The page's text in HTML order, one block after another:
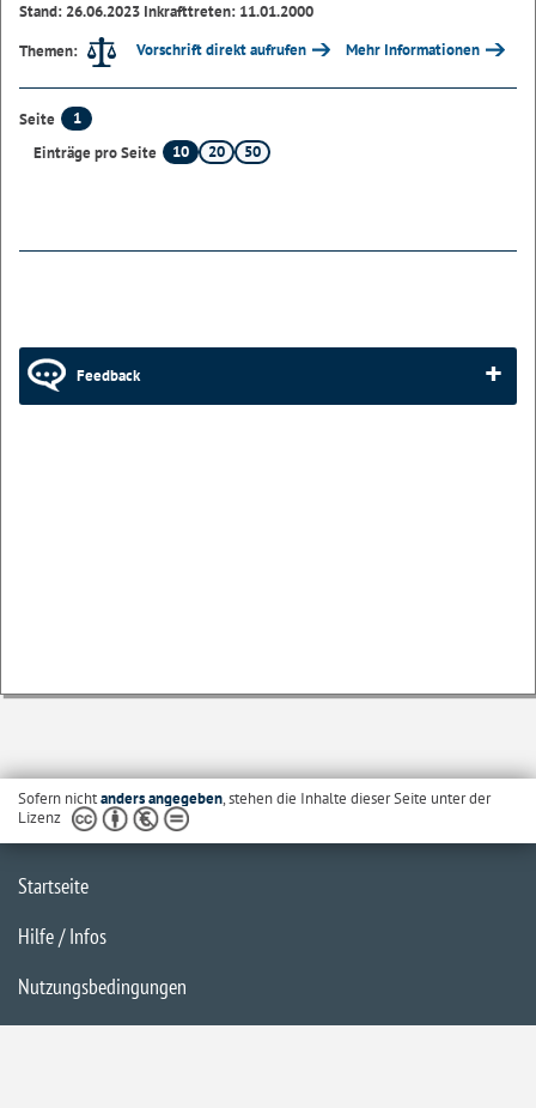
Stand: 26.06.2023 Inkrafttreten: 11.01.2000
Themen:
Vorschrift direkt aufrufen Mehr Informationen
Seite
1
Einträge pro Seite
10 20 50
Feedback
Sofern nichtanders angegeben, stehen die Inhalte dieser Seite unter der
Lizenz
Startseite
Hilfe / Infos
Nutzungsbedingungen